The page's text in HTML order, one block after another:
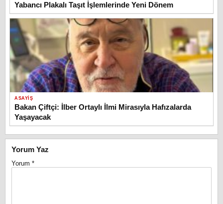
Yabancı Plakalı Taşıt İşlemlerinde Yeni Dönem
ASAYIŞ
Bakan Çiftçi: İlber Ortaylı İlmi Mirasıyla Hafızalarda
Yaşayacak
Yorum Yaz
Yorum *